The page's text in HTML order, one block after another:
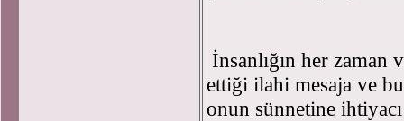
İnsanlığın her zaman
ettiği ilahi mesaja ve
onun sünnetine